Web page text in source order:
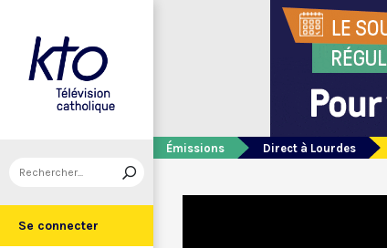
Se connecter
Émissions Direct à Lourdes